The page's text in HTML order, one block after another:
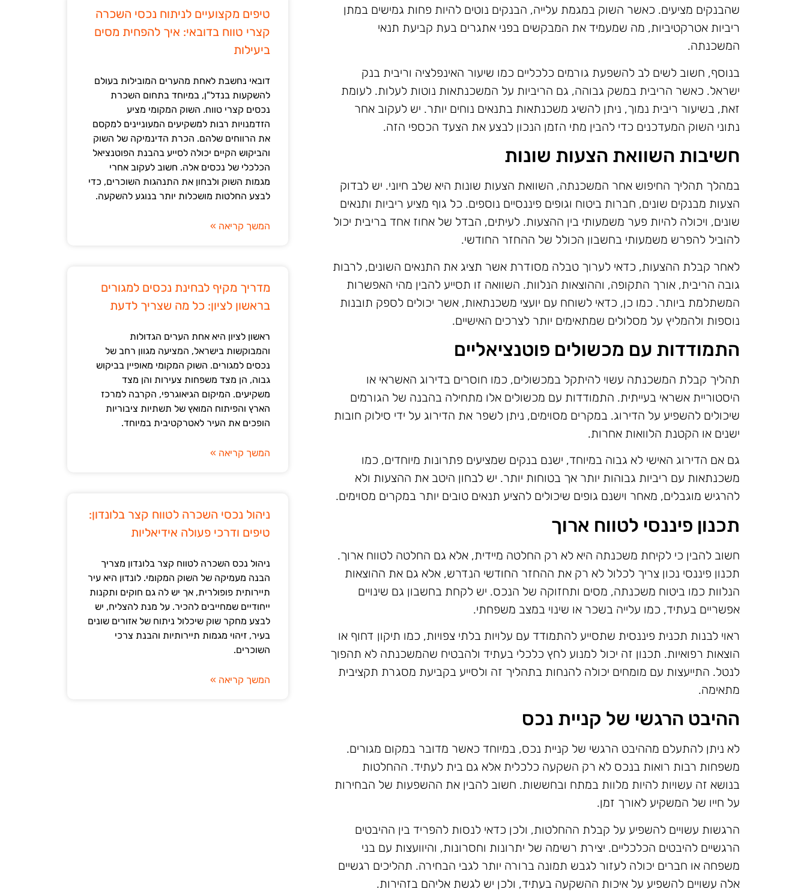
טיפים מקצועיים לניתוח נכסי השכרה
קצרי טווח בדובאי: איך להפחית מסים
ביעילות
דובאי נחשבת לאחת מהערים המובילות בעולם
להשקעות בנדל"ן, במיוחד בתחום השכרת
נכסים קצרי טווח. השוק המקומי מציע
הזדמנויות רבות למשקיעים המעוניינים למקסם
את הרווחים שלהם. הכרת הדינמיקה של השוק
והביקוש הקיים יכולה לסייע בהבנת הפוטנציאל
הכלכלי של נכסים אלה. חשוב לעקוב אחרי
מגמות השוק ולבחון את התנהגות השוכרים, כדי
לבצע החלטות מושכלות יותר בנוגע להשקעה.
המשך קריאה »
מדריך מקיף לבחינת נכסים למגורים
בראשון לציון: כל מה שצריך לדעת
ראשון לציון היא אחת הערים הגדולות
והמבוקשות בישראל, המציעה מגוון רחב של
נכסים למגורים. השוק המקומי מאופיין בביקוש
גבוה, הן מצד משפחות צעירות והן מצד
משקיעים. המיקום הגיאוגרפי, הקרבה למרכז
הארץ והפיתוח המואץ של תשתיות ציבוריות
הופכים את העיר לאטרקטיבית במיוחד.
המשך קריאה »
ניהול נכסי השכרה לטווח קצר בלונדון:
טיפים ודרכי פעולה אידיאליות
ניהול נכס השכרה לטווח קצר בלונדון מצריך
הבנה מעמיקה של השוק המקומי. לונדון היא עיר
תיירותית פופולרית, אך יש לה גם חוקים ותקנות
ייחודיים שמחייבים להכיר. על מנת להצליח, יש
לבצע מחקר שוק שיכלול ניתוח של אזורים שונים
בעיר, זיהוי מגמות תיירותיות והבנת צרכי
השוכרים.
המשך קריאה »
שהבנקים מציעים. כאשר השוק במגמת עלייה, הבנקים נוטים להיות פחות גמישים במתן
ריביות אטרקטיביות, מה שמעמיד את המבקשים בפני אתגרים בעת קביעת תנאי
המשכנתה.
בנוסף, חשוב לשים לב להשפעת גורמים כלכליים כמו שיעור האינפלציה וריבית בנק
ישראל. כאשר הריבית במשק גבוהה, גם הריביות על המשכנתאות נוטות לעלות. לעומת
זאת, בשיעור ריבית נמוך, ניתן להשיג משכנתאות בתנאים נוחים יותר. יש לעקוב אחר
נתוני השוק המעדכנים כדי להבין מתי הזמן הנכון לבצע את הצעד הכספי הזה.
חשיבות השוואת הצעות שונות
במהלך תהליך החיפוש אחר המשכנתה, השוואת הצעות שונות היא שלב חיוני. יש לבדוק
הצעות מבנקים שונים, חברות ביטוח וגופים פיננסיים נוספים. כל גוף מציע ריביות ותנאים
שונים, ויכולה להיות פער משמעותי בין ההצעות. לעיתים, הבדל של אחוז אחד בריבית יכול
להוביל להפרש משמעותי בחשבון הכולל של ההחזר החודשי.
לאחר קבלת ההצעות, כדאי לערוך טבלה מסודרת אשר תציג את התנאים השונים, לרבות
גובה הריבית, אורך התקופה, וההוצאות הנלוות. השוואה זו תסייע להבין מהי האפשרות
המשתלמת ביותר. כמו כן, כדאי לשוחח עם יועצי משכנתאות, אשר יכולים לספק תובנות
נוספות ולהמליץ על מסלולים שמתאימים יותר לצרכים האישיים.
התמודדות עם מכשולים פוטנציאליים
תהליך קבלת המשכנתה עשוי להיתקל במכשולים, כמו חוסרים בדירוג האשראי או
היסטוריית אשראי בעייתית. התמודדות עם מכשולים אלו מתחילה בהבנה של הגורמים
שיכולים להשפיע על הדירוג. במקרים מסוימים, ניתן לשפר את הדירוג על ידי סילוק חובות
ישנים או הקטנת הלוואות אחרות.
גם אם הדירוג האישי לא גבוה במיוחד, ישנם בנקים שמציעים פתרונות מיוחדים, כמו
משכנתאות עם ריביות גבוהות יותר אך בטוחות יותר. יש לבחון היטב את ההצעות ולא
להרגיש מוגבלים, מאחר וישנם גופים שיכולים להציע תנאים טובים יותר במקרים מסוימים.
תכנון פיננסי לטווח ארוך
חשוב להבין כי לקיחת משכנתה היא לא רק החלטה מיידית, אלא גם החלטה לטווח ארוך.
תכנון פיננסי נכון צריך לכלול לא רק את ההחזר החודשי הנדרש, אלא גם את ההוצאות
הנלוות כמו ביטוח משכנתה, מסים ותחזוקה של הנכס. יש לקחת בחשבון גם שינויים
אפשריים בעתיד, כמו עלייה בשכר או שינוי במצב משפחתי.
ראוי לבנות תכנית פיננסית שתסייע להתמודד עם עלויות בלתי צפויות, כמו תיקון דחוף או
הוצאות רפואיות. תכנון זה יכול למנוע לחץ כלכלי בעתיד ולהבטיח שהמשכנתה לא תהפוך
לנטל. התייעצות עם מומחים יכולה להנחות בתהליך זה ולסייע בקביעת מסגרת תקציבית
מתאימה.
ההיבט הרגשי של קניית נכס
לא ניתן להתעלם מההיבט הרגשי של קניית נכס, במיוחד כאשר מדובר במקום מגורים.
משפחות רבות רואות בנכס לא רק השקעה כלכלית אלא גם בית לעתיד. ההחלטות
בנושא זה עשויות להיות מלוות במתח ובחששות. חשוב להבין את ההשפעות של הבחירות
על חייו של המשקיע לאורך זמן.
הרגשות עשויים להשפיע על קבלת ההחלטות, ולכן כדאי לנסות להפריד בין ההיבטים
הרגשיים להיבטים הכלכליים. יצירת רשימה של יתרונות וחסרונות, והיוועצות עם בני
משפחה או חברים יכולה לעזור לגבש תמונה ברורה יותר לגבי הבחירה. תהליכים רגשיים
אלה עשויים להשפיע על איכות ההשקעה בעתיד, ולכן יש לגשת אליהם בזהירות.